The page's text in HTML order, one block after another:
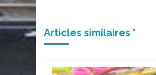
Articles similaires '